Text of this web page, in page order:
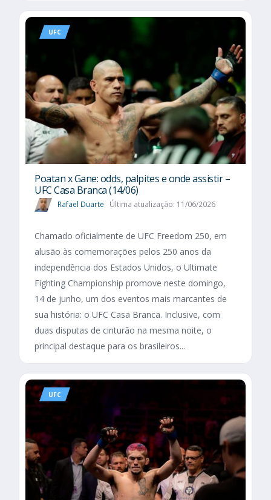
UFC
Poatan x Gane: odds, palpites e onde assistir –
UFC Casa Branca (14/06)
Rafael Duarte Última atualização: 11/06/2026
Chamado oficialmente de UFC Freedom 250, em
alusão às comemorações pelos 250 anos da
independência dos Estados Unidos, o Ultimate
Fighting Championship promove neste domingo,
14 de junho, um dos eventos mais marcantes de
sua história: o UFC Casa Branca. Inclusive, com
duas disputas de cinturão na mesma noite, o
principal destaque para os brasileiros...
UFC